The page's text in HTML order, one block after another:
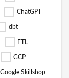
ChatGPT
dbt
ETL
GCP
Google Skillshop